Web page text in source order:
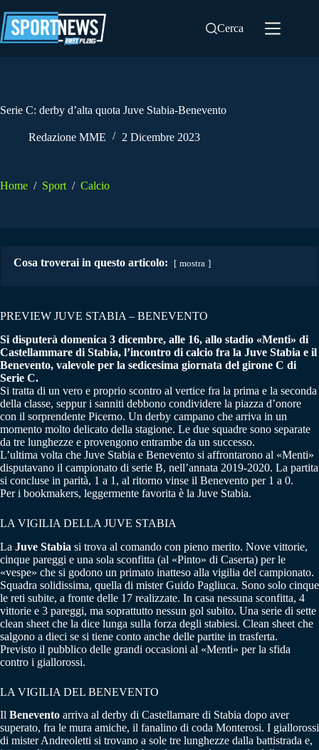
al
contenuto
Cerca
Serie C: derby d’alta quota Juve Stabia-Benevento
Redazione MME 2 Dicembre 2023
Home / Sport / Calcio
Cosa troverai in questo articolo: mostra
PREVIEW JUVE STABIA – BENEVENTO
Si disputerà domenica 3 dicembre, alle 16, allo stadio «Menti» di
Castellammare di Stabia, l’incontro di calcio fra la Juve Stabia e il
Benevento, valevole per la sedicesima giornata del girone C di
Serie C.
Si tratta di un vero e proprio scontro al vertice fra la prima e la seconda
della classe, seppur i sanniti debbono condividere la piazza d’onore
con il sorprendente Picerno. Un derby campano che arriva in un
momento molto delicato della stagione. Le due squadre sono separate
da tre lunghezze e provengono entrambe da un successo.
L’ultima volta che Juve Stabia e Benevento si affrontarono al «Menti»
disputavano il campionato di serie B, nell’annata 2019-2020. La partita
si concluse in parità, 1 a 1, al ritorno vinse il Benevento per 1 a 0.
Per i bookmakers, leggermente favorita è la Juve Stabia.
LA VIGILIA DELLA JUVE STABIA
La Juve Stabia si trova al comando con pieno merito. Nove vittorie,
cinque pareggi e una sola sconfitta (al «Pinto» di Caserta) per le
«vespe» che si godono un primato inatteso alla vigilia del campionato.
Squadra solidissima, quella di mister Guido Pagliuca. Sono solo cinque
le reti subite, a fronte delle 17 realizzate. In casa nessuna sconfitta, 4
vittorie e 3 pareggi, ma soprattutto nessun gol subito. Una serie di sette
clean sheet che la dice lunga sulla forza degli stabiesi. Clean sheet che
salgono a dieci se si tiene conto anche delle partite in trasferta.
Previsto il pubblico delle grandi occasioni al «Menti» per la sfida
contro i giallorossi.
LA VIGILIA DEL BENEVENTO
Il Benevento arriva al derby di Castellamare di Stabia dopo aver
superato, fra le mura amiche, il fanalino di coda Monterosi. I giallorossi
di mister Andreoletti si trovano a sole tre lunghezze dalla battistrada e,